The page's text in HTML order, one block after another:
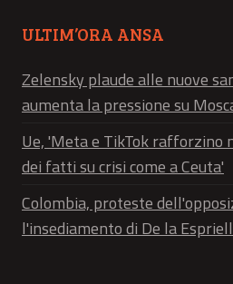
ULTIM’ORA ANSA
Zelensky plaude alle nuove
aumenta la pressione su
Ue, 'Meta e TikTok rafforzino
dei fatti su crisi come a Ceuta'
Colombia, proteste
l'insediamento di De la